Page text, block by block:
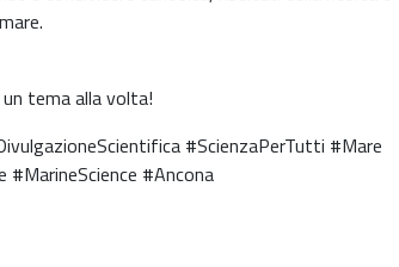
tema alla volta!
#ScienzaPerTutti #Mare
#MarineScience #Ancona